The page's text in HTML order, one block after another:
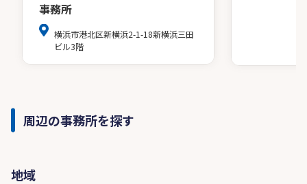
事務所
横浜市港北区新横浜2-1-18新横浜三田
ビル3階
周辺の事務所を探す
地域